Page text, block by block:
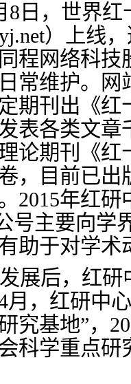
8日，世界
）上线
同程网络科技
常维护。
期刊出《
表各类文章
论期刊《
，目前已出
2015年红研
号主要向学
助于对学术
展后，红
月， 红研中心
究基地”，
科学重点研